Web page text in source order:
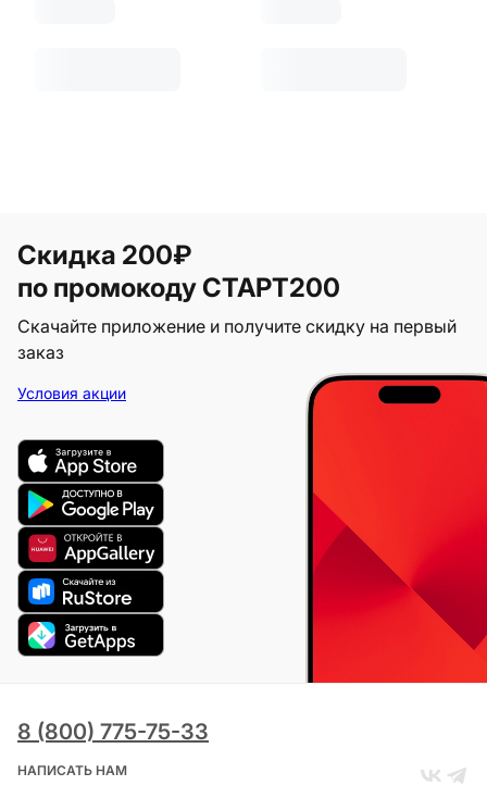
Скидка 200₽
по промокоду СТАРТ200
Скачайте приложение и получите скидку на первый
заказ
Условия акции
8 (800) 775-75-33
НАПИСАТЬ НАМ